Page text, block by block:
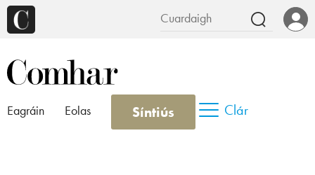
Eagráin Eolas Síntiús Clár